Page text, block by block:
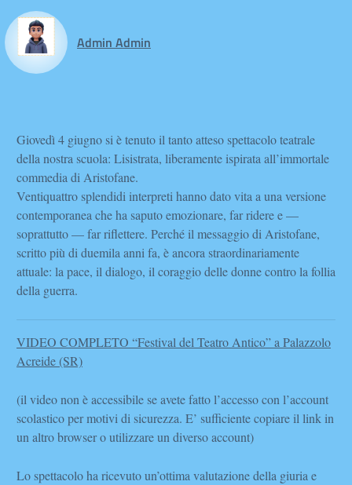
Admin Admin
Giovedì 4 giugno si è tenuto il tanto atteso spettacolo teatrale
della nostra scuola: Lisistrata, liberamente ispirata all’immortale
commedia di Aristofane.
Ventiquattro splendidi interpreti hanno dato vita a una versione
contemporanea che ha saputo emozionare, far ridere e —
soprattutto — far riflettere. Perché il messaggio di Aristofane,
scritto più di duemila anni fa, è ancora straordinariamente
attuale: la pace, il dialogo, il coraggio delle donne contro la follia
della guerra.
VIDEO COMPLETO “Festival del Teatro Antico” a Palazzolo
Acreide (SR)
(il video non è accessibile se avete fatto l’accesso con l’account
scolastico per motivi di sicurezza. E’ sufficiente copiare il link in
un altro browser o utilizzare un diverso account)
Lo spettacolo ha ricevuto un’ottima valutazione della giuria e